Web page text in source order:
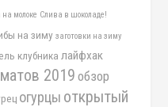
молоке Слива в шоколаде!
на зиму заготовки на зиму
клубника лайфхак
2019обзор
огурцы открытый